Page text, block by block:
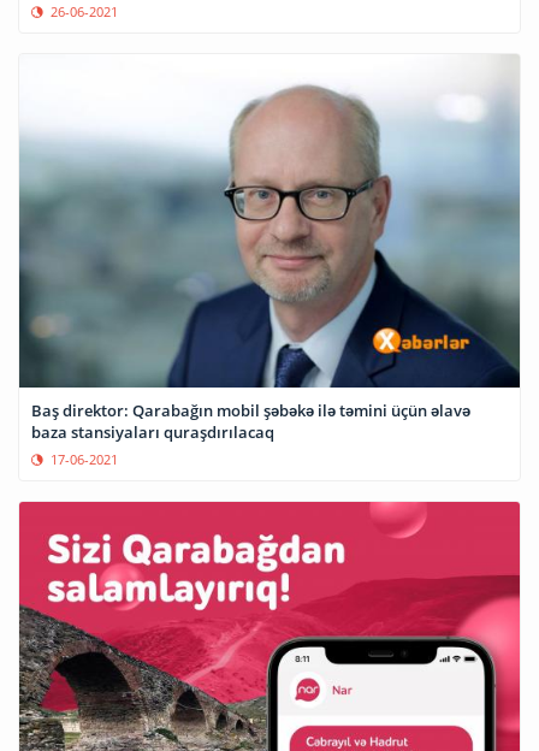
26-06-2021
Baş direktor: Qarabağın mobil şəbəkə ilə təmini üçün əlavə
baza stansiyaları quraşdırılacaq
17-06-2021